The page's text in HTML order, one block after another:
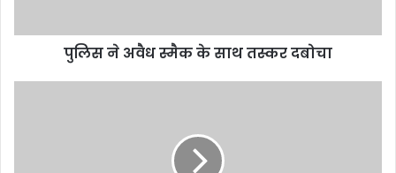
पुलिस ने अवैध स्मैक के साथ तस्कर दबोचा